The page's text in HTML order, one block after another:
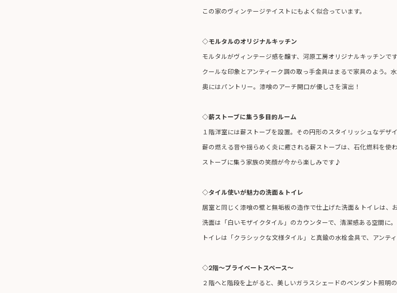
この家のヴィンテージテイストにもよく似合っています。
◇モルタルのオリジナルキッチン
モルタルがヴィンテージ感を醸す、河原工房オリジナルキッチンです
クールな印象とアンティーク調の取っ手金具はまるで家具のよう。
奥にはパントリー。漆喰のアーチ開口が優しさを演出！
◇薪ストーブに集う多目的ルーム
１階洋室には薪ストーブを設置。その円形のスタイリッシュなデザ
薪の燃える音や揺らめく炎に癒される薪ストーブは、石化燃料を使
ストーブに集う家族の笑顔が今から楽しみです♪
◇タイル使いが魅力の洗面＆トイレ
居室と同じく漆喰の壁と無垢板の造作で仕上げた洗面＆トイレは、
洗面は「白いモザイクタイル」のカウンターで、清潔感ある空間に。
トイレは「クラシックな文様タイル」と真鍮の水栓金具で、アンティ
◇2階〜プライベートスペース〜
２階へと階段を上がると、美しいガラスシェードのペンダント照明